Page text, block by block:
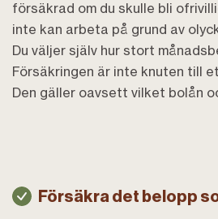
försäkrad om du skulle bli
inte kan arbeta på grund av
Du väljer själv hur stort
Försäkringen är inte knuten till
Den gäller oavsett vilket bolån
Försäkra det belopp